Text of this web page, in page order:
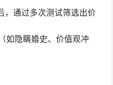
，通过多次测试筛选出价
如隐瞒婚史、价值观冲